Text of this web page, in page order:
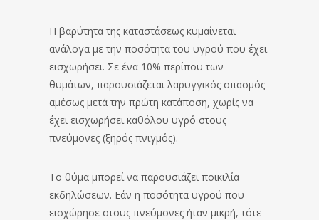
Η βαρύτητα της καταστάσεως κυμαίνεται
ανάλογα με την ποσότητα του υγρού που έχει
εισχωρήσει. Σε ένα 10% περίπου των
θυμάτων, παρουσιάζεται λαρυγγικός σπασμός
αμέσως μετά την πρώτη κατάποση, χωρίς να
έχει εισχωρήσει καθόλου υγρό στους
πνεύμονες (ξηρός πνιγμός).
Το θύμα μπορεί να παρουσιάζει ποικιλία
εκδηλώσεων. Εάν η ποσότητα υγρού που
εισχώρησε στους πνεύμονες ήταν μικρή, τότε